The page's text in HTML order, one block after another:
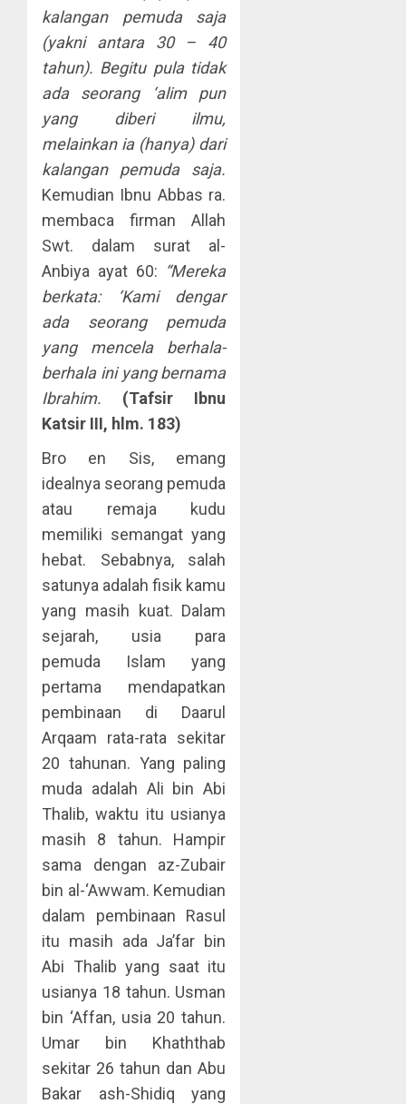
kalangan pemuda saja
(yakni antara 30 – 40
tahun). Begitu pula tidak
ada seorang ‘alim pun
yang diberi ilmu,
melainkan ia (hanya) dari
kalangan pemuda saja.
Kemudian Ibnu Abbas ra.
membaca firman Allah
Swt. dalam surat al-
Anbiya ayat 60: “Mereka
berkata: ‘Kami dengar
ada seorang pemuda
yang mencela berhala-
berhala ini yang bernama
Ibrahim.
(Tafsir Ibnu
Katsir III, hlm. 183)
Bro en Sis, emang
idealnya seorang pemuda
atau remaja kudu
memiliki semangat yang
hebat. Sebabnya, salah
satunya adalah fisik kamu
yang masih kuat. Dalam
sejarah, usia para
pemuda Islam yang
pertama mendapatkan
pembinaan di Daarul
Arqaam rata-rata sekitar
20 tahunan. Yang paling
muda adalah Ali bin Abi
Thalib, waktu itu usianya
masih 8 tahun. Hampir
sama dengan az-Zubair
bin al-‘Awwam. Kemudian
dalam pembinaan Rasul
itu masih ada Ja’far bin
Abi Thalib yang saat itu
usianya 18 tahun. Usman
bin ‘Affan, usia 20 tahun.
Umar bin Khaththab
sekitar 26 tahun dan Abu
Bakar ash-Shidiq yang